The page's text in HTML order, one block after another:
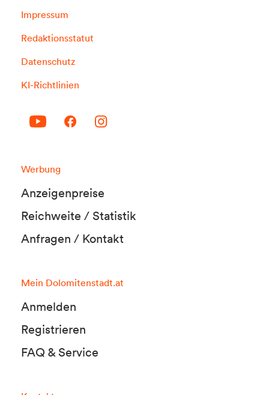
Impressum
Redaktionsstatut
Datenschutz
KI-Richtlinien
Werbung
Anzeigenpreise
Reichweite / Statistik
Anfragen / Kontakt
Mein Dolomitenstadt.at
Anmelden
Registrieren
FAQ & Service